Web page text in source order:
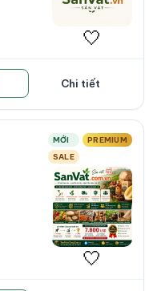
🤍
Chi tiết
MỚI
PREMIUM
SALE
🤍